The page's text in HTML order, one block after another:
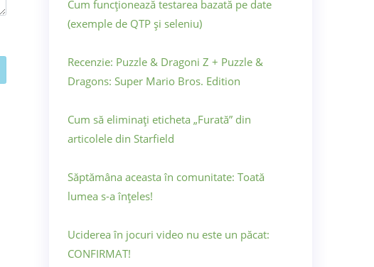
Cum funcționează testarea bazată pe date
(exemple de QTP și seleniu)
Recenzie: Puzzle & Dragoni Z + Puzzle &
Dragons: Super Mario Bros. Edition
Cum să eliminați eticheta „Furată” din
articolele din Starfield
Săptămâna aceasta în comunitate: Toată
lumea s-a înțeles!
Uciderea în jocuri video nu este un păcat:
CONFIRMAT!